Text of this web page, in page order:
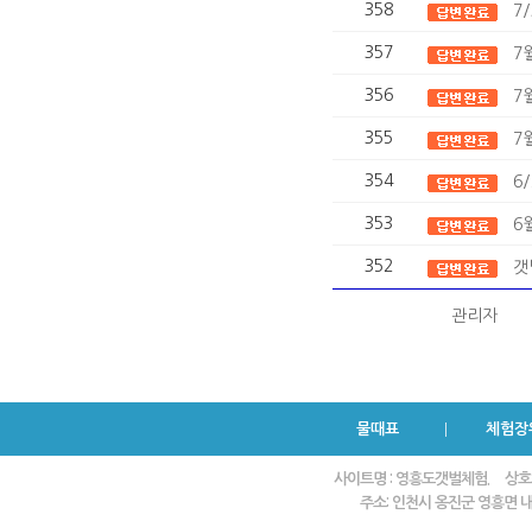
358 7/
357 7
356 7
355 7
354 6/
353 6
352
관리자
물때표 체험장
사이트명 : 영흥도갯벌체험.
상
주소: 인천시 옹진군 영흥면